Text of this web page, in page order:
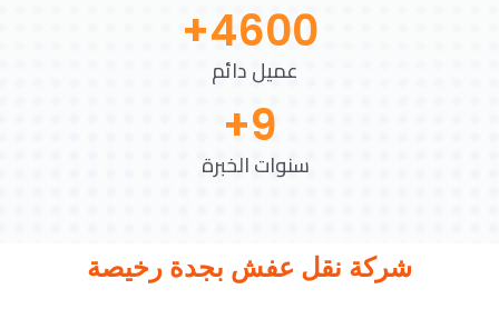
+4600
عميل دائم
+9
سنوات الخبرة
شركة نقل عفش بجدة رخيصة